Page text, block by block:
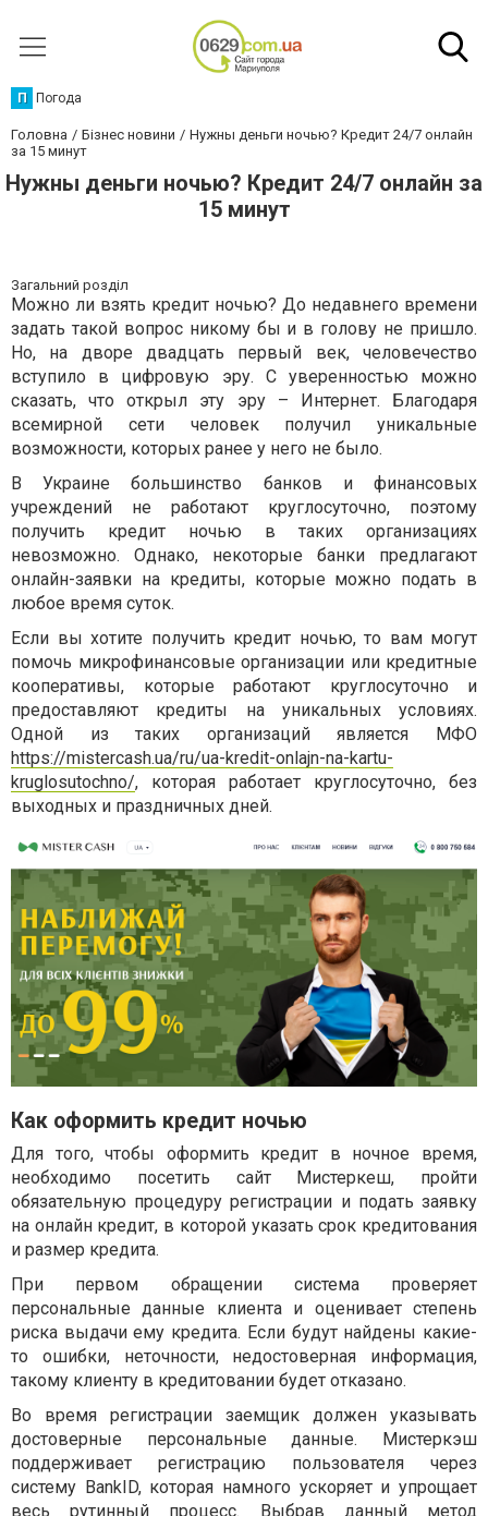
П Погода
Головна Бізнес новини
Нужны деньги ночью? Кредит 24/7 онлайн
за 15 минут
Нужны деньги ночью? Кредит 24/7 онлайн за
15 минут
Загальний розділ
Можно ли взять кредит ночью? До недавнего времени
задать такой вопрос никому бы и в голову не пришло.
Но, на дворе двадцать первый век, человечество
вступило в цифровую эру. С уверенностью можно
сказать, что открыл эту эру – Интернет. Благодаря
всемирной сети человек получил уникальные
возможности, которых ранее у него не было.
В Украине большинство банков и финансовых
учреждений не работают круглосуточно, поэтому
получить кредит ночью в таких организациях
невозможно. Однако, некоторые банки предлагают
онлайн-заявки на кредиты, которые можно подать в
любое время суток.
Если вы хотите получить кредит ночью, то вам могут
помочь микрофинансовые организации или кредитные
кооперативы, которые работают круглосуточно и
предоставляют кредиты на уникальных условиях.
Одной из таких организаций является МФО
https://mistercash.ua/ru/ua-kredit-onlajn-na-kartu-
kruglosutochno/, которая работает круглосуточно, без
выходных и праздничных дней.
Как оформить кредит ночью
Для того, чтобы оформить кредит в ночное время,
необходимо посетить сайт Мистеркеш, пройти
обязательную процедуру регистрации и подать заявку
на онлайн кредит, в которой указать срок кредитования
и размер кредита.
При первом обращении система проверяет
персональные данные клиента и оценивает степень
риска выдачи ему кредита. Если будут найдены какие-
то ошибки, неточности, недостоверная информация,
такому клиенту в кредитовании будет отказано.
Во время регистрации заемщик должен указывать
достоверные персональные данные. Мистеркэш
поддерживает регистрацию пользователя через
систему BankID, которая намного ускоряет и упрощает
весь рутинный процесс. Выбрав данный метод